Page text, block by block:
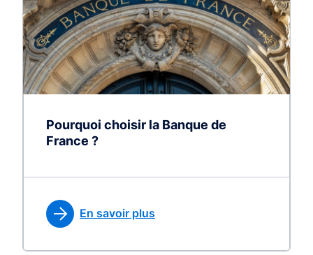
Pourquoi choisir la Banque de
France ?
En savoir plus